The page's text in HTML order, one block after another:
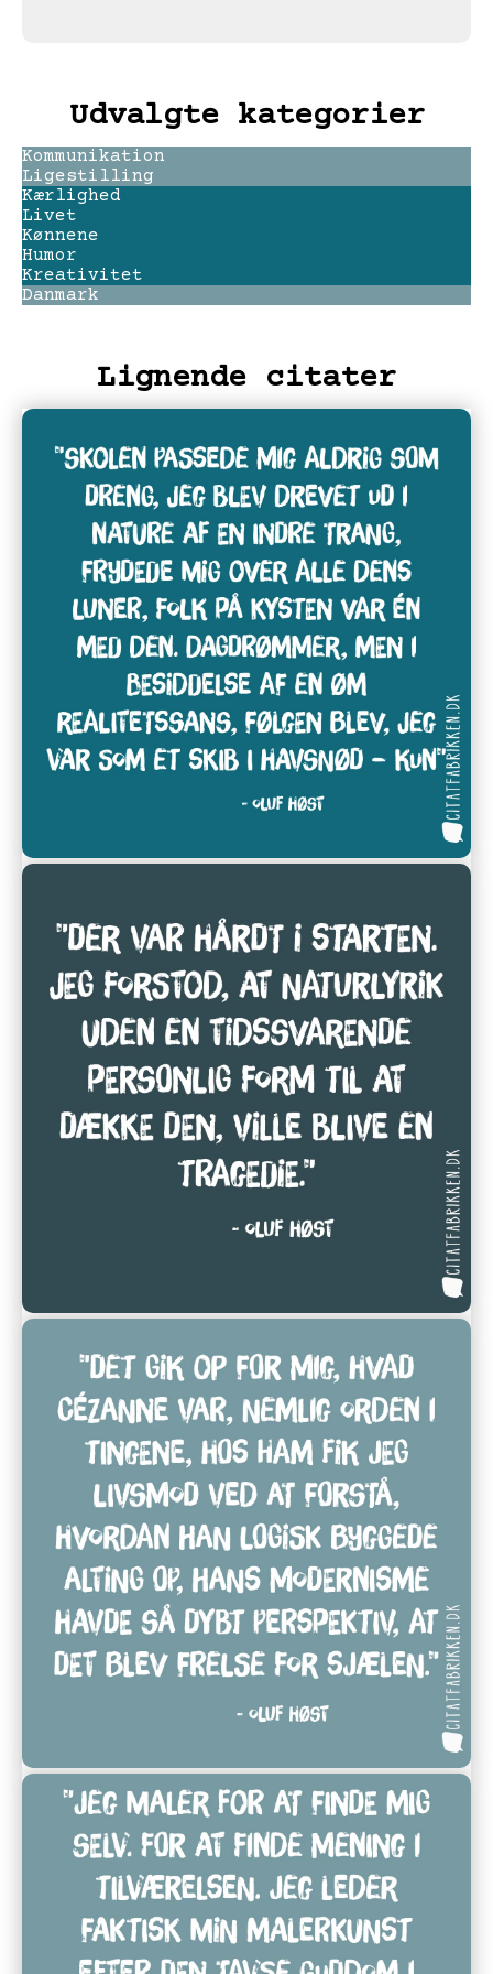
Udvalgte kategorier
Kommunikation
Ligestilling
Kærlighed
Livet
Kønnene
Humor
Kreativitet
Danmark
Lignende citater